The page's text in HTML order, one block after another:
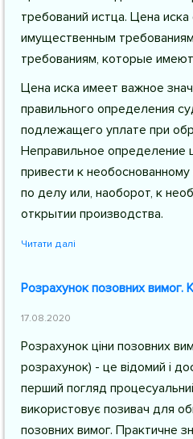
требований истца. Цена
имущественным
требованиям, которые
Цена иска имеет важное
правильного определения
подлежащего уплате при
Неправильное определение
привести к
по делу или, наоборот, к
открытии производства.
Читати далі
Розрахунок позовних вимог.
17.08.2020
Розрахунок ціни позовних
розрахунок) - це відомий і
перший погляд
використовує позивач для
позовних вимог. Практичне